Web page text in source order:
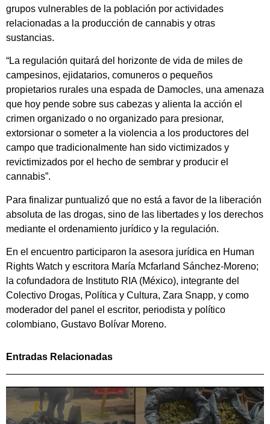
grupos vulnerables de la población por actividades
relacionadas a la producción de cannabis y otras
sustancias.
“La regulación quitará del horizonte de vida de miles de
campesinos, ejidatarios, comuneros o pequeños
propietarios rurales una espada de Damocles, una amenaza
que hoy pende sobre sus cabezas y alienta la acción el
crimen organizado o no organizado para presionar,
extorsionar o someter a la violencia a los productores del
campo que tradicionalmente han sido victimizados y
revictimizados por el hecho de sembrar y producir el
cannabis”.
Para finalizar puntualizó que no está a favor de la liberación
absoluta de las drogas, sino de las libertades y los derechos
mediante el ordenamiento jurídico y la regulación.
En el encuentro participaron la asesora jurídica en Human
Rights Watch y escritora María Mcfarland Sánchez-Moreno;
la cofundadora de Instituto RIA (México), integrante del
Colectivo Drogas, Política y Cultura, Zara Snapp, y como
moderador del panel el escritor, periodista y político
colombiano, Gustavo Bolívar Moreno.
Entradas Relacionadas